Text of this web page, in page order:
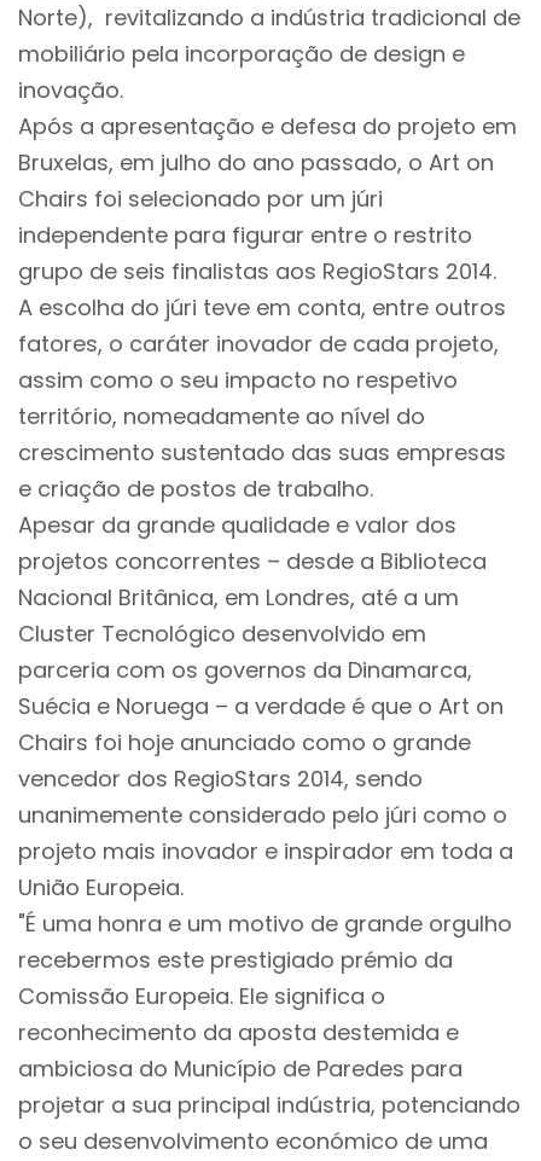
Norte), revitalizando a indústria tradicional de
mobiliário pela incorporação de design e
inovação.
Após a apresentação e defesa do projeto em
Bruxelas, em julho do ano passado, o Art on
Chairs foi selecionado por um júri
independente para figurar entre o restrito
grupo de seis finalistas aos RegioStars 2014.
A escolha do júri teve em conta, entre outros
fatores, o caráter inovador de cada projeto,
assim como o seu impacto no respetivo
território, nomeadamente ao nível do
crescimento sustentado das suas empresas
e criação de postos de trabalho.
Apesar da grande qualidade e valor dos
projetos concorrentes – desde a Biblioteca
Nacional Britânica, em Londres, até a um
Cluster Tecnológico desenvolvido em
parceria com os governos da Dinamarca,
Suécia e Noruega – a verdade é que o Art on
Chairs foi hoje anunciado como o grande
vencedor dos RegioStars 2014, sendo
unanimemente considerado pelo júri como o
projeto mais inovador e inspirador em toda a
União Europeia.
"É uma honra e um motivo de grande orgulho
recebermos este prestigiado prémio da
Comissão Europeia. Ele significa o
reconhecimento da aposta destemida e
ambiciosa do Município de Paredes para
projetar a sua principal indústria, potenciando
o seu desenvolvimento económico de uma